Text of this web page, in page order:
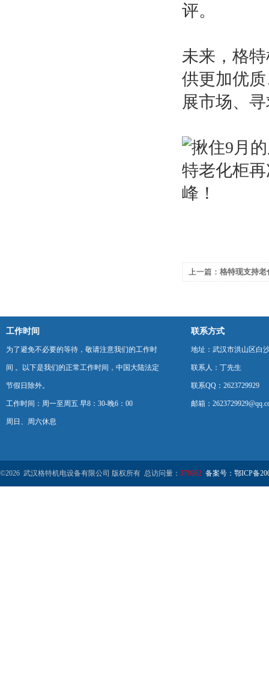
评。
未来，格
供更加优
展市场、
上一篇： 格特现支持老
工作时间
为了避免不必要的等待，敬请注意我们的工作时
间 。以下是我们的正常工作时间，中国大陆法定
节假日除外。
工作时间：周一至周五 早8：30-晚6：00
周日、周六休息
联系方式
地址：武汉市洪山区白
联系人：丁先生
联系QQ：2623729929
邮箱：
©2026 武汉格特机电设备有限公司 版权所有 总访问量： 378982 备案号：鄂ICP备